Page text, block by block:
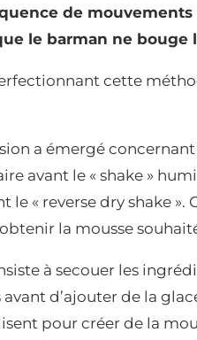
de
le barman ne bouge
cette
a émergé
avant le « shake »
le « reverse dry shake
la mousse
à secouer les
d’ajouter de la
pour créer de la